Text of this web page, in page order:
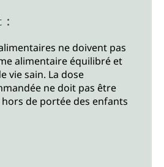
:
ne doivent pas
alimentaire équilibré et
vie sain. La dose
ne doit pas être
hors de portée des enfants